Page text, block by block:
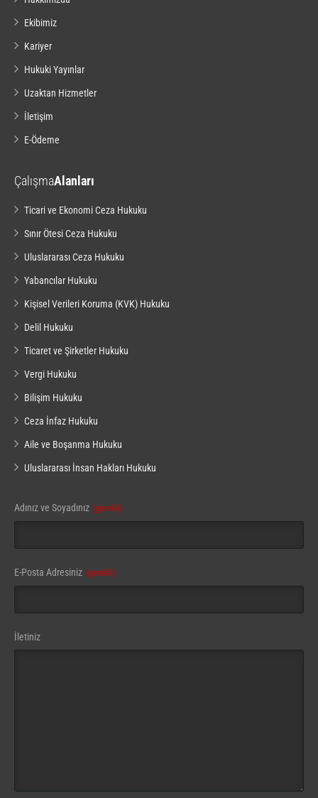
Ekibimiz
Kariyer
Hukuki Yayınlar
Uzaktan Hizmetler
İletişim
E-Ödeme
ÇalışmaAlanları
Ticari ve Ekonomi Ceza Hukuku
Sınır Ötesi Ceza Hukuku
Uluslararası Ceza Hukuku
Yabancılar Hukuku
Kişisel Verileri Koruma (KVK) Hukuku
Delil Hukuku
Ticaret ve Şirketler Hukuku
Vergi Hukuku
Bilişim Hukuku
Ceza İnfaz Hukuku
Aile ve Boşanma Hukuku
Uluslararası İnsan Hakları Hukuku
Adınız ve Soyadınız (gerekli)
E-Posta Adresiniz (gerekli)
İletiniz